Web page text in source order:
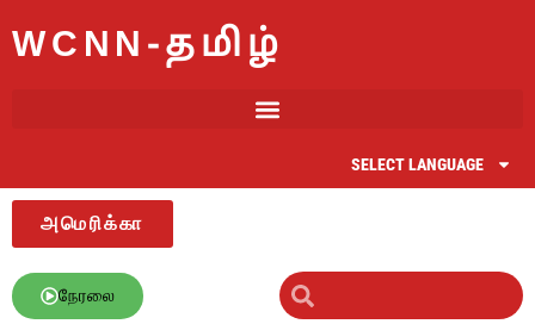
WCNN-தமிழ்
SELECT LANGUAGE
அமெரிக்கா
நேரலை